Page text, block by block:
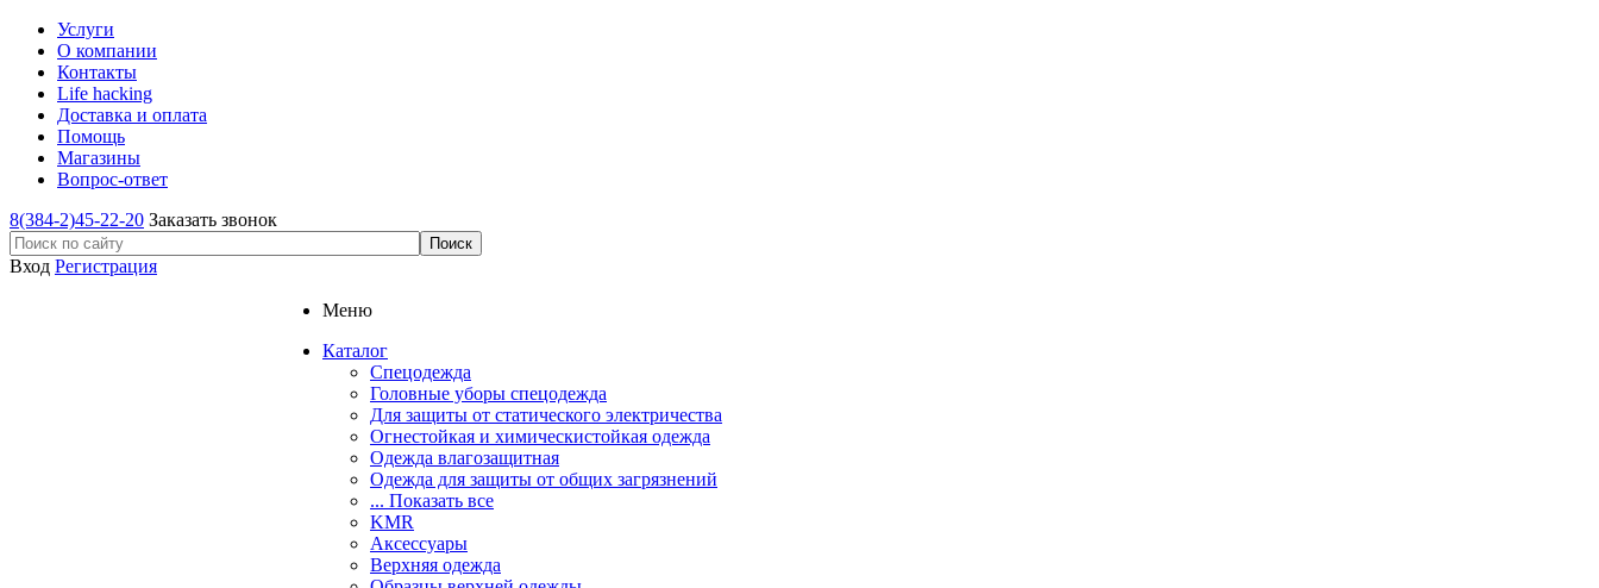
Услуги
О компании
Контакты
Life hacking
Доставка и оплата
Помощь
Магазины
Вопрос-ответ
8(384-2)45-22-20 Заказать звонок
Вход Регистрация
Меню
Каталог
Спецодежда
Головные уборы спецодежда
Для защиты от статического электричества
Огнестойкая и химическистойкая одежда
Одежда влагозащитная
Одежда для защиты от общих загрязнений
... Показать все
KMR
Аксессуары
Верхняя одежда